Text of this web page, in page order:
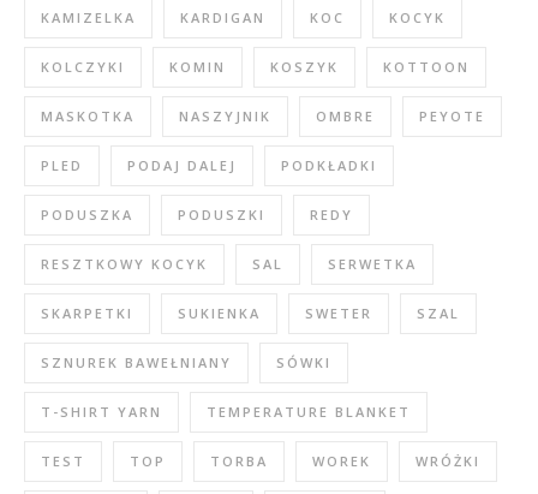
KAMIZELKA KARDIGAN KOC KOCYK
KOLCZYKI KOMIN KOSZYK KOTTOON
MASKOTKA NASZYJNIK OMBRE PEYOTE
PLED PODAJ DALEJ PODKŁADKI
PODUSZKA PODUSZKI REDY
RESZTKOWY KOCYK SAL SERWETKA
SKARPETKI SUKIENKA SWETER SZAL
SZNUREK BAWEŁNIANY SÓWKI
T-SHIRT YARN TEMPERATURE BLANKET
TEST TOP TORBA WOREK WRÓŻKI